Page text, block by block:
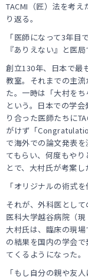
TACMI（匠）法を考
り返る。
「医師になって3年目
『ありえない』と医
創立130年、日本で最
教室。それまでの主
た。一時は「大村を
という。日本での学
り合った医師たちに
がけず「
で海外での論文発表
てもらい、何度もや
とで、大村氏が考案
「オリジナルの術式
それが、外科医とし
医科大学越谷病院（
大村氏は、臨床の現
の結果を国内の学会
てくるようになった。
「もし自分の親や友